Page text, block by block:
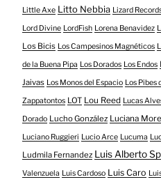
Little Axe Litto Nebbia Lizard
Lord Divine LordFish Lorena Benavidez
Los Bicis Los Campesinos Magnéticos
de la Buena Pipa Los Dorados Los Endos
Jaivas Los Monos del Espacio Los Pibes
Zappatontos LOT Lou Reed Lucas
Dorado Lucho González Luciana
Luciano Ruggieri Lucio Arce Lucuma
Ludmila Fernandez Luis Alberto
Valenzuela Luis Cardoso Luis Caro